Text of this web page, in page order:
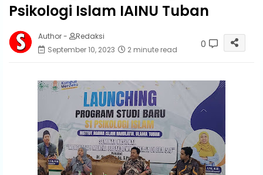
Psikologi Islam IAINU Tuban
Author -
Redaksi
September 10, 2023
2 minute read 0